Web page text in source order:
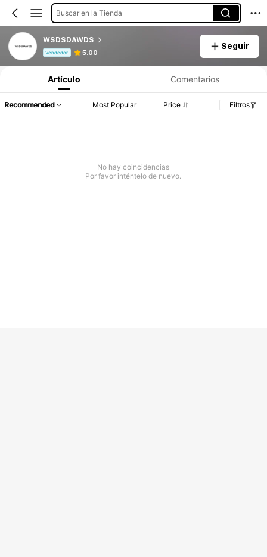
Buscar en la Tienda
WSDSDAWDS
Vendedor 5.00
Seguir
Artículo Comentarios
Recommended Most Popular Price Filtros
No hay coincidencias
Por favor inténtelo de nuevo.